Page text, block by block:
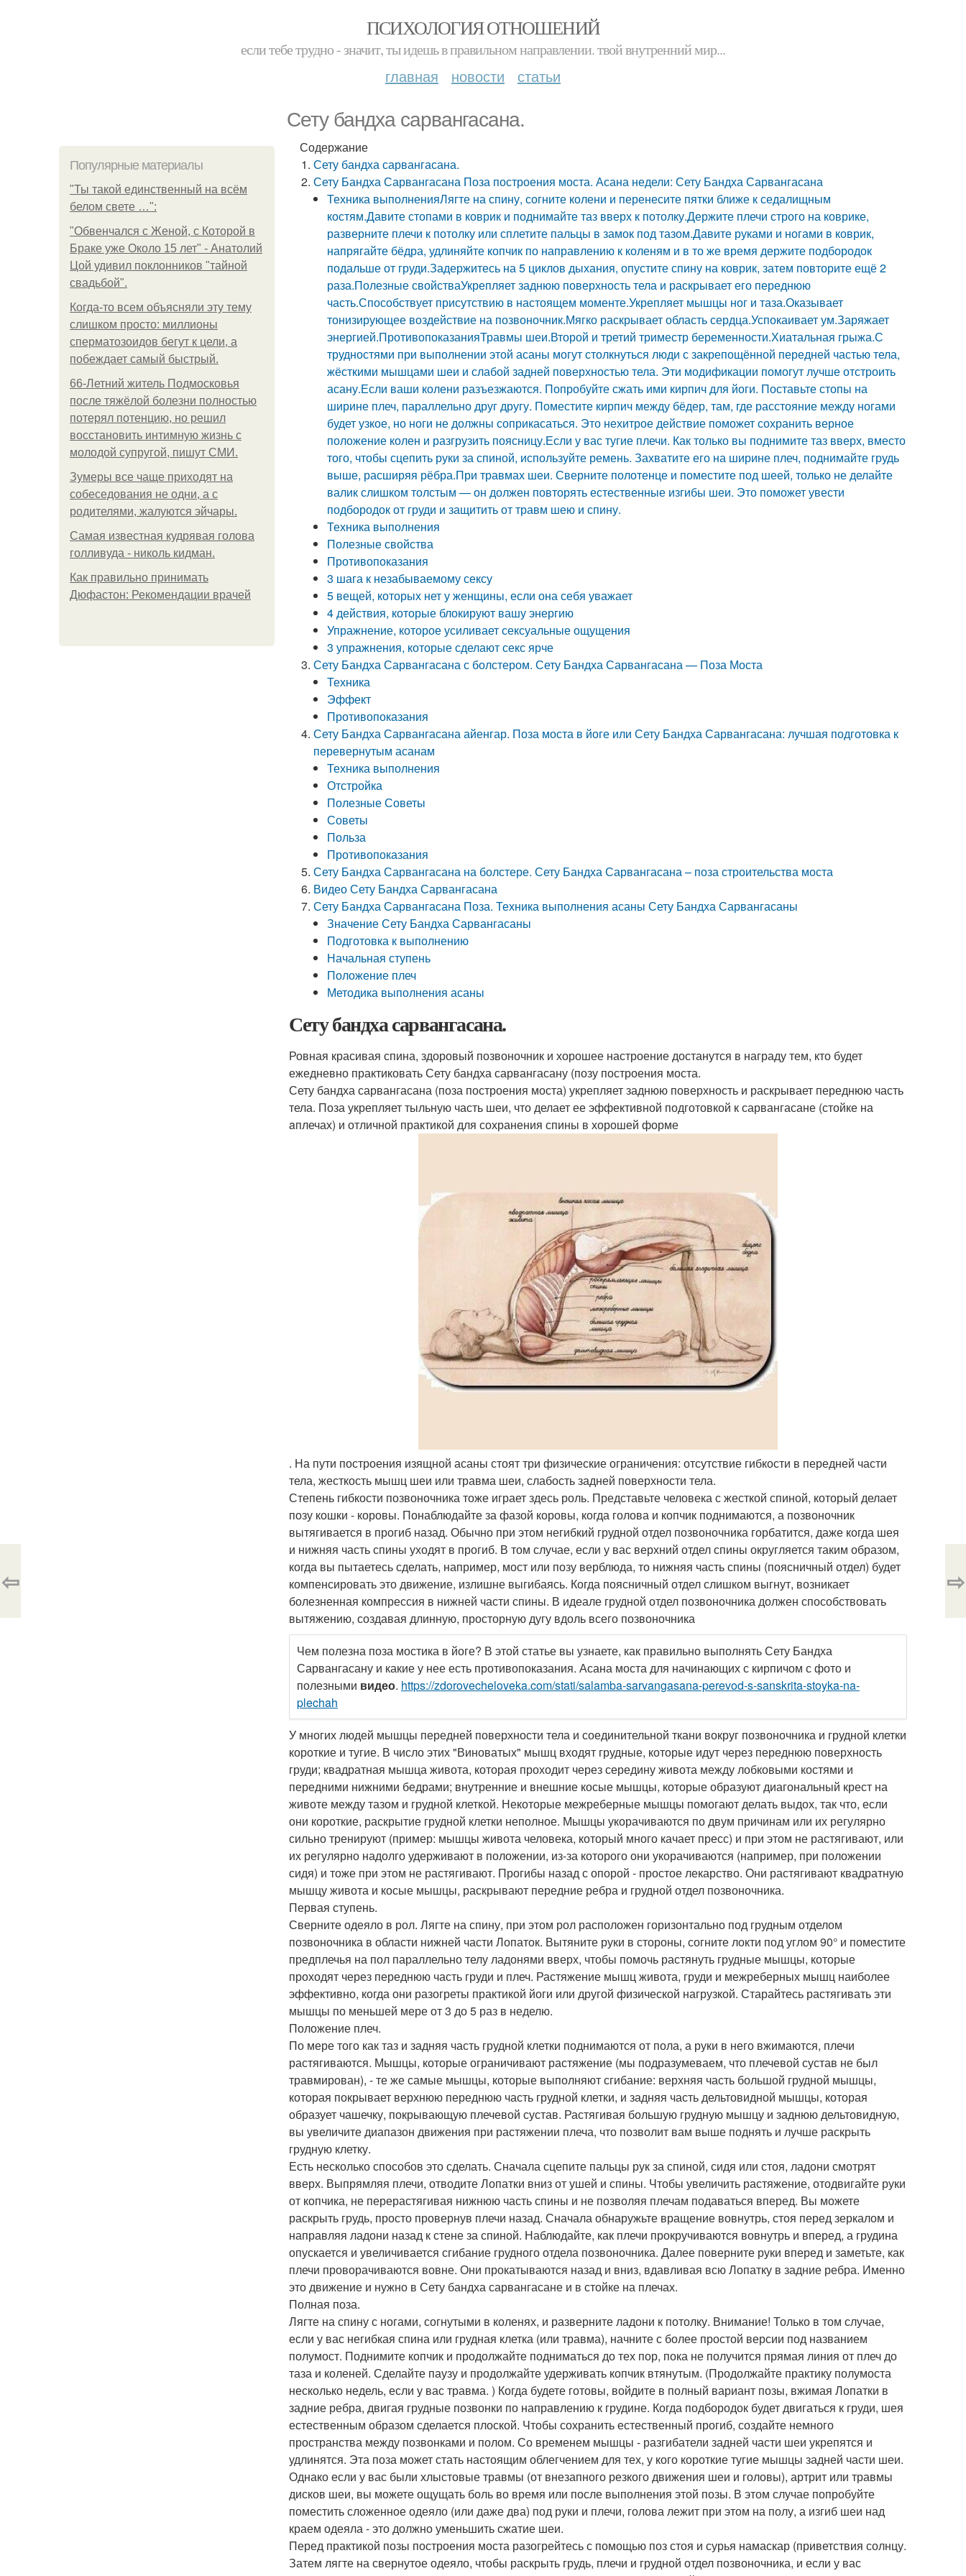
ПСИХОЛОГИЯ ОТНОШЕНИЙ
если тебе трудно - значит, ты идешь в правильном направлении. твой внутренний мир...
главная новости статьи
Сету бандха сарвангасана.
Популярные материалы
"Ты такой единственный на всём
белом свете …":
"Обвенчался с Женой, с Которой в
Браке уже Около 15 лет" - Анатолий
Цой удивил поклонников "тайной
свадьбой".
Когда-то всем объясняли эту тему
слишком просто: миллионы
сперматозоидов бегут к цели, а
побеждает самый быстрый.
66-Летний житель Подмосковья
после тяжёлой болезни полностью
потерял потенцию, но решил
восстановить интимную жизнь с
молодой супругой, пишут СМИ.
Зумеры все чаще приходят на
собеседования не одни, а с
родителями, жалуются эйчары.
Самая известная кудрявая голова
голливуда - николь кидман.
Как правильно принимать
Дюфастон: Рекомендации врачей
Содержание
Сету бандха сарвангасана.
Сету Бандха Сарвангасана Поза построения моста. Асана недели: Сету Бандха Сарвангасана
Техника выполненияЛягте на спину, согните колени и перенесите пятки ближе к седалищным
костям.Давите стопами в коврик и поднимайте таз вверх к потолку.Держите плечи строго на коврике,
разверните плечи к потолку или сплетите пальцы в замок под тазом.Давите руками и ногами в коврик,
напрягайте бёдра, удлиняйте копчик по направлению к коленям и в то же время держите подбородок
подальше от груди.Задержитесь на 5 циклов дыхания, опустите спину на коврик, затем повторите ещё 2
раза.Полезные свойстваУкрепляет заднюю поверхность тела и раскрывает его переднюю
часть.Способствует присутствию в настоящем моменте.Укрепляет мышцы ног и таза.Оказывает
тонизирующее воздействие на позвоночник.Мягко раскрывает область сердца.Успокаивает ум.Заряжает
энергией.ПротивопоказанияТравмы шеи.Второй и третий триместр беременности.Хиатальная грыжа.С
трудностями при выполнении этой асаны могут столкнуться люди с закрепощённой передней частью тела,
жёсткими мышцами шеи и слабой задней поверхностью тела. Эти модификации помогут лучше отстроить
асану.Если ваши колени разъезжаются. Попробуйте сжать ими кирпич для йоги. Поставьте стопы на
ширине плеч, параллельно друг другу. Поместите кирпич между бёдер, там, где расстояние между ногами
будет узкое, но ноги не должны соприкасаться. Это нехитрое действие поможет сохранить верное
положение колен и разгрузить поясницу.Если у вас тугие плечи. Как только вы поднимите таз вверх, вместо
того, чтобы сцепить руки за спиной, используйте ремень. Захватите его на ширине плеч, поднимайте грудь
выше, расширяя рёбра.При травмах шеи. Сверните полотенце и поместите под шеей, только не делайте
валик слишком толстым — он должен повторять естественные изгибы шеи. Это поможет увести
подбородок от груди и защитить от травм шею и спину.
Техника выполнения
Полезные свойства
Противопоказания
3 шага к незабываемому сексу
5 вещей, которых нет у женщины, если она себя уважает
4 действия, которые блокируют вашу энергию
Упражнение, которое усиливает сексуальные ощущения
3 упражнения, которые сделают секс ярче
Сету Бандха Сарвангасана с болстером. Сету Бандха Сарвангасана — Поза Моста
Техника
Эффект
Противопоказания
Сету Бандха Сарвангасана айенгар. Поза моста в йоге или Сету Бандха Сарвангасана: лучшая подготовка к
перевернутым асанам
Техника выполнения
Отстройка
Полезные Советы
Советы
Польза
Противопоказания
Сету Бандха Сарвангасана на болстере. Сету Бандха Сарвангасана – поза строительства моста
Видео Сету Бандха Сарвангасана
Сету Бандха Сарвангасана Поза. Техника выполнения асаны Сету Бандха Сарвангасаны
Значение Сету Бандха Сарвангасаны
Подготовка к выполнению
Начальная ступень
Положение плеч
Методика выполнения асаны
Сету бандха сарвангасана.
Ровная красивая спина, здоровый позвоночник и хорошее настроение достанутся в награду тем, кто будет
ежедневно практиковать Сету бандха сарвангасану (позу построения моста.
Сету бандха сарвангасана (поза построения моста) укрепляет заднюю поверхность и раскрывает переднюю часть
тела. Поза укрепляет тыльную часть шеи, что делает ее эффективной подготовкой к сарвангасане (стойке на
aплечах) и отличной практикой для сохранения спины в хорошей форме
. На пути построения изящной асаны стоят три физические ограничения: отсутствие гибкости в передней части
тела, жесткость мышц шеи или травма шеи, слабость задней поверхности тела.
Степень гибкости позвоночника тоже играет здесь роль. Представьте человека с жесткой спиной, который делает
позу кошки - коровы. Понаблюдайте за фазой коровы, когда голова и копчик поднимаются, а позвоночник
вытягивается в прогиб назад. Обычно при этом негибкий грудной отдел позвоночника горбатится, даже когда шея
и нижняя часть спины уходят в прогиб. В том случае, если у вас верхний отдел спины округляется таким образом,
когда вы пытаетесь сделать, например, мост или позу верблюда, то нижняя часть спины (поясничный отдел) будет
компенсировать это движение, излишне выгибаясь. Когда поясничный отдел слишком выгнут, возникает
болезненная компрессия в нижней части спины. В идеале грудной отдел позвоночника должен способствовать
вытяжению, создавая длинную, просторную дугу вдоль всего позвоночника
Чем полезна поза мостика в йоге? В этой статье вы узнаете, как правильно выполнять Сету Бандха
Сарвангасану и какие у нее есть противопоказания. Асана моста для начинающих с кирпичом с фото и
полезными видео. https://zdorovecheloveka.com/stati/salamba-sarvangasana-perevod-s-sanskrita-stoyka-na-
plechah
У многих людей мышцы передней поверхности тела и соединительной ткани вокруг позвоночника и грудной клетки
короткие и тугие. В число этих "Виноватых" мышц входят грудные, которые идут через переднюю поверхность
груди; квадратная мышца живота, которая проходит через середину живота между лобковыми костями и
передними нижними бедрами; внутренние и внешние косые мышцы, которые образуют диагональный крест на
животе между тазом и грудной клеткой. Некоторые межреберные мышцы помогают делать выдох, так что, если
они короткие, раскрытие грудной клетки неполное. Мышцы укорачиваются по двум причинам или их регулярно
сильно тренируют (пример: мышцы живота человека, который много качает пресс) и при этом не растягивают, или
их регулярно надолго удерживают в положении, из-за которого они укорачиваются (например, при положении
сидя) и тоже при этом не растягивают. Прогибы назад с опорой - простое лекарство. Они растягивают квадратную
мышцу живота и косые мышцы, раскрывают передние ребра и грудной отдел позвоночника.
Первая ступень.
Сверните одеяло в рол. Лягте на спину, при этом рол расположен горизонтально под грудным отделом
позвоночника в области нижней части Лопаток. Вытяните руки в стороны, согните локти под углом 90° и поместите
предплечья на пол параллельно телу ладонями вверх, чтобы помочь растянуть грудные мышцы, которые
проходят через переднюю часть груди и плеч. Растяжение мышц живота, груди и межреберных мышц наиболее
эффективно, когда они разогреты практикой йоги или другой физической нагрузкой. Старайтесь растягивать эти
мышцы по меньшей мере от 3 до 5 раз в неделю.
Положение плеч.
По мере того как таз и задняя часть грудной клетки поднимаются от пола, а руки в него вжимаются, плечи
растягиваются. Мышцы, которые ограничивают растяжение (мы подразумеваем, что плечевой сустав не был
травмирован), - те же самые мышцы, которые выполняют сгибание: верхняя часть большой грудной мышцы,
которая покрывает верхнюю переднюю часть грудной клетки, и задняя часть дельтовидной мышцы, которая
образует чашечку, покрывающую плечевой сустав. Растягивая большую грудную мышцу и заднюю дельтовидную,
вы увеличите диапазон движения при растяжении плеча, что позволит вам выше поднять и лучше раскрыть
грудную клетку.
Есть несколько способов это сделать. Сначала сцепите пальцы рук за спиной, сидя или стоя, ладони смотрят
вверх. Выпрямляя плечи, отводите Лопатки вниз от ушей и спины. Чтобы увеличить растяжение, отодвигайте руки
от копчика, не перерастягивая нижнюю часть спины и не позволяя плечам подаваться вперед. Вы можете
раскрыть грудь, просто провернув плечи назад. Сначала обнаружьте вращение вовнутрь, стоя перед зеркалом и
направляя ладони назад к стене за спиной. Наблюдайте, как плечи прокручиваются вовнутрь и вперед, а грудина
опускается и увеличивается сгибание грудного отдела позвоночника. Далее поверните руки вперед и заметьте, как
плечи проворачиваются вовне. Они прокатываются назад и вниз, вдавливая всю Лопатку в задние ребра. Именно
это движение и нужно в Сету бандха сарвангасане и в стойке на плечах.
Полная поза.
Лягте на спину с ногами, согнутыми в коленях, и разверните ладони к потолку. Внимание! Только в том случае,
если у вас негибкая спина или грудная клетка (или травма), начните с более простой версии под названием
полумост. Поднимите копчик и продолжайте подниматься до тех пор, пока не получится прямая линия от плеч до
таза и коленей. Сделайте паузу и продолжайте удерживать копчик втянутым. (Продолжайте практику полумоста
несколько недель, если у вас травма. ) Когда будете готовы, войдите в полный вариант позы, вжимая Лопатки в
задние ребра, двигая грудные позвонки по направлению к грудине. Когда подбородок будет двигаться к груди, шея
естественным образом сделается плоской. Чтобы сохранить естественный прогиб, создайте немного
пространства между позвонками и полом. Со временем мышцы - разгибатели задней части шеи укрепятся и
удлинятся. Эта поза может стать настоящим облегчением для тех, у кого короткие тугие мышцы задней части шеи.
Однако если у вас были хлыстовые травмы (от внезапного резкого движения шеи и головы), артрит или травмы
дисков шеи, вы можете ощущать боль во время или после выполнения этой позы. В этом случае попробуйте
поместить сложенное одеяло (или даже два) под руки и плечи, голова лежит при этом на полу, а изгиб шеи над
краем одеяла - это должно уменьшить сжатие шеи.
Перед практикой позы построения моста разогрейтесь с помощью поз стоя и сурья намаскар (приветствия солнцу.
Затем лягте на свернутое одеяло, чтобы раскрыть грудь, плечи и грудной отдел позвоночника, и если у вас
⇦ ⇨